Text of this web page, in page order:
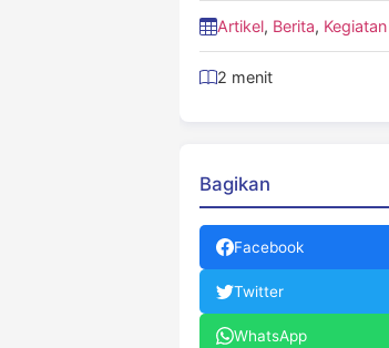
Artikel, Berita, Kegiatan
2 menit
Bagikan
Facebook
Twitter
WhatsApp